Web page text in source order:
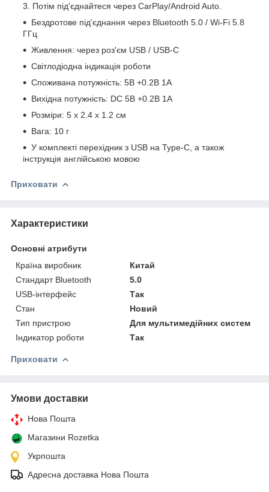
Потім під'єднайтеся через CarPlay/Android Auto.
Бездротове під'єднання через Bluetooth 5.0 / Wi-Fi 5.8
ГГц
Живлення: через роз'єм USB / USB-C
Світлодіодна індикація роботи
Споживана потужність: 5В +0.2В 1А
Вихідна потужність: DC 5В +0.2В 1А
Розміри: 5 х 2.4 х 1.2 см
Вага: 10 г
У комплекті перехідник з USB на Type-C, а також
інструкція англійською мовою
Приховати
Характеристики
Основні атрибути
Країна виробник
Китай
Стандарт Bluetooth
5.0
USB-інтерфейс
Так
Стан
Новий
Тип пристрою
Для мультимедійних систем
Індикатор роботи
Так
Приховати
Умови доставки
Нова Пошта
Магазини Rozetka
Укрпошта
Адресна доставка Нова Пошта